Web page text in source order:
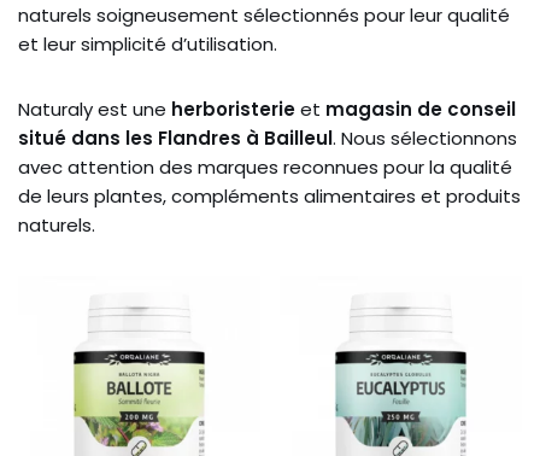
naturels soigneusement sélectionnés pour leur qualité
et leur simplicité d’utilisation.
Naturaly est une herboristerieet magasin de conseil
situé dans les Flandres à Bailleul. Nous sélectionnons
avec attention des marques reconnues pour la qualité
de leurs plantes, compléments alimentaires et produits
naturels.